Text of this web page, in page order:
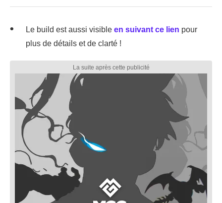
Le build est aussi visible en suivant ce lien pour
plus de détails et de clarté !